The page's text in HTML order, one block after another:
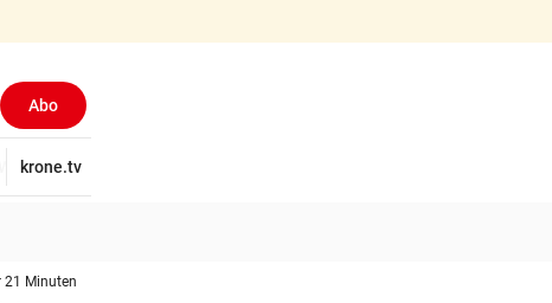
Abo
Wirtschaft
krone.tv
21 Minuten